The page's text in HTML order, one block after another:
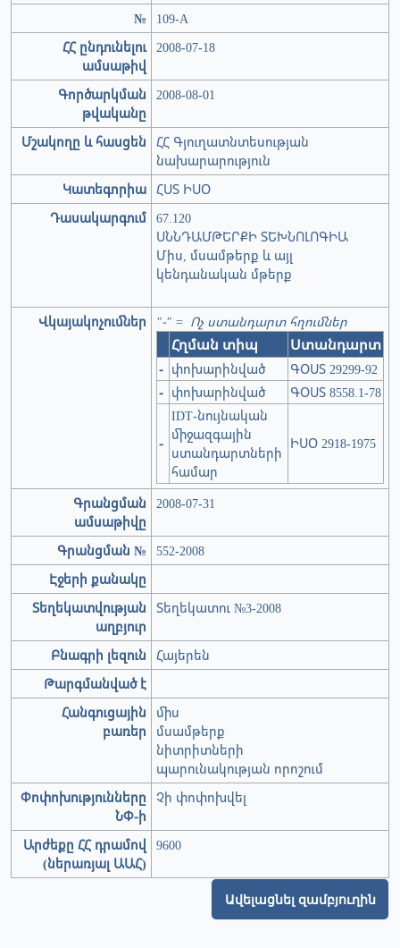
№
109-А
ՀՀ ընդունելու
ամսաթիվ
2008-07-18
Գործարկման
թվականը
2008-08-01
Մշակողը և հասցեն
ՀՀ Գյուղատնտեսության
նախարարություն
Կատեգորիա ՀՍՏ ԻՍՕ
Դասակարգում 67.120
ՍՆՆԴԱՄԹԵՐՔԻ ՏԵԽՆՈԼՈԳԻԱ
Միս, մսամթերք և այլ
կենդանական մթերք
Վկայակոչումներ "-" = Ոչ ստանդարտ հղումներ
Հղման տիպ Ստանդարտ
- փոխարինված
ԳՕՍՏ 29299-92
- փոխարինված ԳՕՍՏ 8558.1-78
-
IDT-նույնական
միջազգային
ստանդարտների
համար
ԻՍՕ 2918-1975
Գրանցման
ամսաթիվը
2008-07-31
Գրանցման №
552-2008
Էջերի քանակը
Տեղեկատվության
աղբյուր
Տեղեկատու №3-2008
Բնագրի լեզուն
Հայերեն
Թարգմանված է
Հանգուցային
բառեր
միս
մսամթերք
նիտրիտների
պարունակության որոշում
Փոփոխությունները
ՆՓ-ի
Չի փոփոխվել
Արժեքը ՀՀ դրամով
(ներառյալ ԱԱՀ)
9600
Ավելացնել զամբյուղին